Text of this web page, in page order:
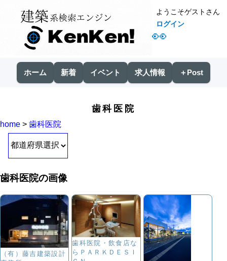
👀
ようこそゲストさん
ログイン
ホーム 新着 イベント 求人情報 ＋Post
歯科医院
home > 歯科医院
歯科医院の画像
（有）藤吉建築設計
歯科医院・飲食店な
らＰＡＲＫＤＥＳＩ